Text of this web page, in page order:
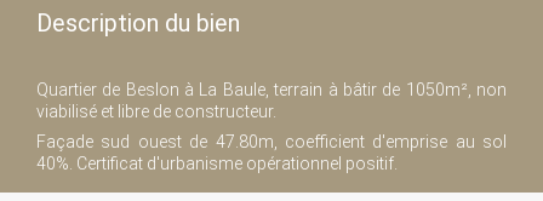
Description du bien
Quartier de Beslon à La Baule, terrain à bâtir de 1050m², non
viabilisé et libre de constructeur.
Façade sud ouest de 47.80m, coefficient d'emprise au sol
40%. Certificat d'urbanisme opérationnel positif.